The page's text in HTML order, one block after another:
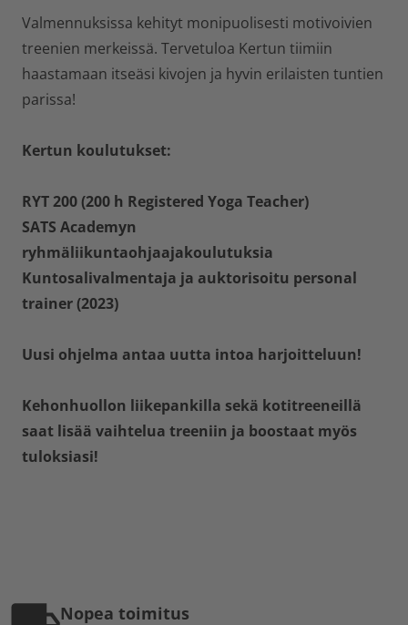
Valmennuksissa kehityt monipuolisesti motivoivien
treenien merkeissä. Tervetuloa Kertun tiimiin
haastamaan itseäsi kivojen ja hyvin erilaisten tuntien
parissa!
Kertun koulutukset:
RYT 200 (200 h Registered Yoga Teacher)
SATS Academyn
ryhmäliikuntaohjaajakoulutuksia
Kuntosalivalmentaja ja auktorisoitu personal
trainer (2023)
Uusi ohjelma antaa uutta intoa harjoitteluun!
Kehonhuollon liikepankilla sekä kotitreeneillä
saat lisää vaihtelua treeniin ja boostaat myös
tuloksiasi!
Nopea toimitus